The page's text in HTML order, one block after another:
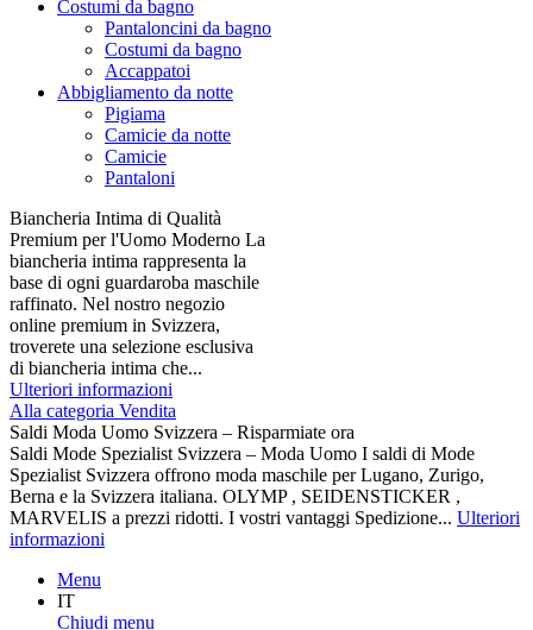
Costumi da bagno
Pantaloncini da bagno
Costumi da bagno
Accappatoi
Abbigliamento da notte
Pigiama
Camicie da notte
Camicie
Pantaloni
Biancheria Intima di Qualità
Premium per l'Uomo Moderno La
biancheria intima rappresenta la
base di ogni guardaroba maschile
raffinato. Nel nostro negozio
online premium in Svizzera,
troverete una selezione esclusiva
di biancheria intima che...
Ulteriori informazioni
Alla categoria Vendita
Saldi Moda Uomo Svizzera – Risparmiate ora
Saldi Mode Spezialist Svizzera – Moda Uomo I saldi di Mode
Spezialist Svizzera offrono moda maschile per Lugano, Zurigo,
Berna e la Svizzera italiana. OLYMP , SEIDENSTICKER ,
MARVELIS a prezzi ridotti. I vostri vantaggi Spedizione... Ulteriori
informazioni
Menu
IT
Chiudi menu